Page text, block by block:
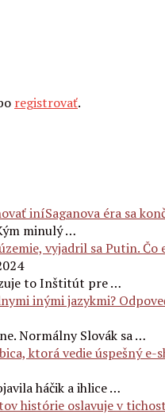
registrovať.
Saganova éra sa
minulý …
to Inštitút pre …
Normálny Slovák sa …
háčik a ihlice …